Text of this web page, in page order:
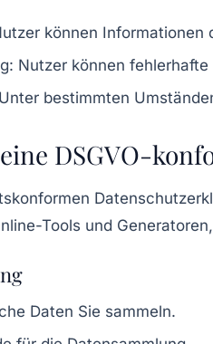
können
Nutzer können
bestimmten
DSGVO-
Tools und
Daten Sie sammeln.